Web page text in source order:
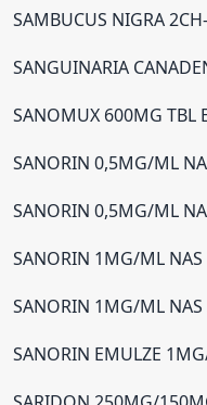
SAMBUCUS NIGRA
SANGUINARIA
SANOMUX 600MG TBL
SANORIN 0,5MG/ML
SANORIN 0,5MG/ML
SANORIN 1MG/ML
SANORIN 1MG/ML
SANORIN EMULZE